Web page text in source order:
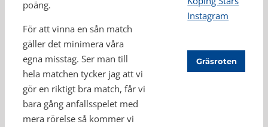
poäng.
För att vinna en sån match
gäller det minimera våra
egna misstag. Ser man till
hela matchen tycker jag att vi
gör en riktigt bra match, får vi
bara gång anfallsspelet med
mera rörelse så kommer vi
Instagram
Gräsroten